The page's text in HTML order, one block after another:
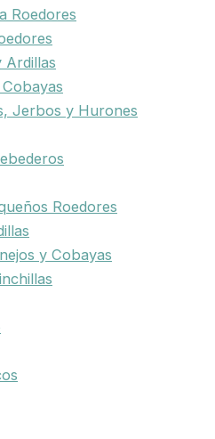
Roedores
Ardillas
Jerbos y Hurones
Roedores
y Cobayas